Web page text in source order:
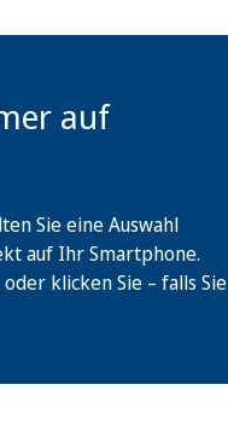
auf
Sie eine Auswahl
auf Ihr Smartphone.
klicken Sie – falls Sie